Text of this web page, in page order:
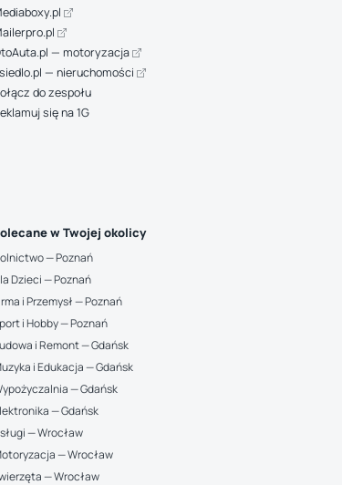
— motoryzacja
— nieruchomości
do zespołu
się na 1G
w Twojej okolicy
— Poznań
Dzieci — Poznań
i Przemysł — Poznań
i Hobby — Poznań
i Remont — Gdańsk
i Edukacja — Gdańsk
— Gdańsk
— Gdańsk
— Wrocław
— Wrocław
— Wrocław